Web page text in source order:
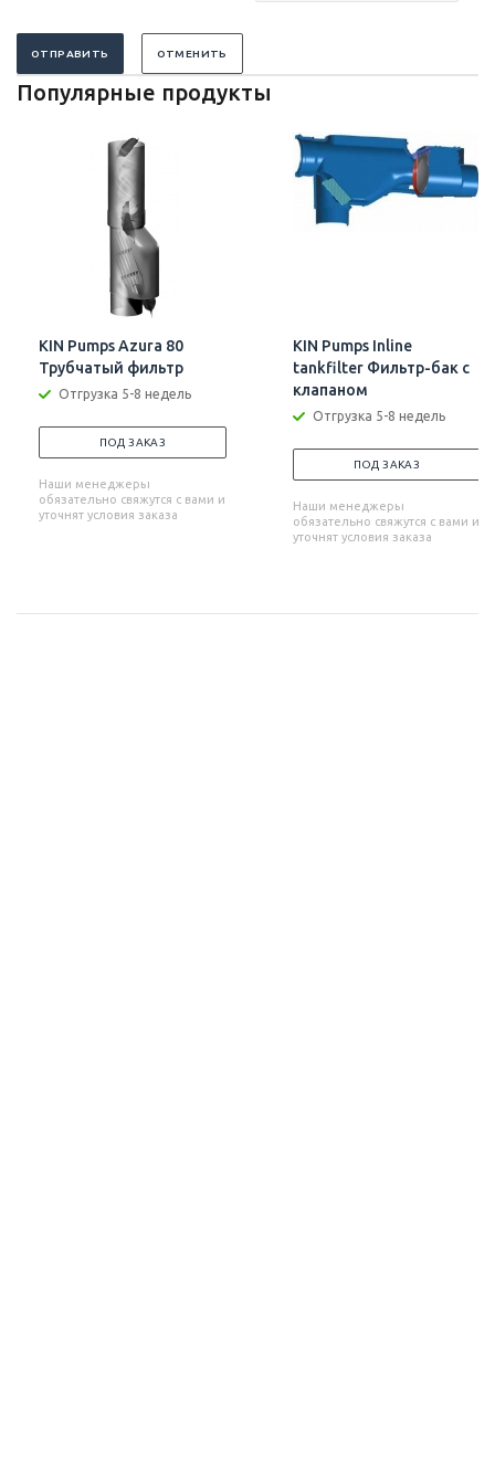
ОТПРАВИТЬ ОТМЕНИТЬ
Популярные продукты
KIN Pumps Azura 80
Трубчатый фильтр
Отгрузка 5-8 недель
ПОД ЗАКАЗ
Наши менеджеры
обязательно свяжутся с вами и
уточнят условия заказа
KIN Pumps Inline
tankfilter Фильтр-бак с
клапаном
Отгрузка 5-8 недель
ПОД ЗАКАЗ
Наши менеджеры
обязательно свяжутся с вами и
уточнят условия заказа